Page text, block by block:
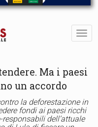
Ma i paesi
un accordo
la deforestazione in
fondi ai paesi ricchi
dell’attuale